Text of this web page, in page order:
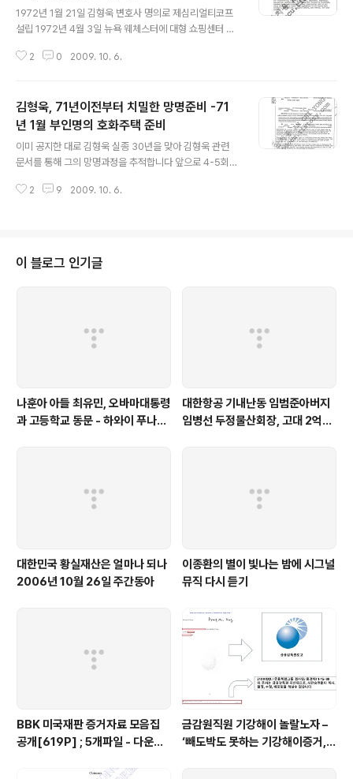
1972년 1월 21일 김형욱 변호사 명의로 제심리얼티코프
설립 1972년 4월 3일 뉴욕 웨체스터에 대형 쇼핑센터 매
나 김형욱은 1971년 1월 4일 부인명의로 자신이 살 집을
이때도 미국망명계획을 착실하게 추진한 것으로 드러났습
니다 1972년 1월21일 뉴욕주 국무부에 김형욱의 행적을
가늠케 하는 한 법인의 설립신청서가 제출됐습니다. 법인
의 이름은 제심리얼티코프. [JESIM REALTY CORP] 제
심은 부부나 동기간에 힘을 합쳐 일을 열심히 한다 이런 뜻
이라고 합니다 우리말로 풀자면 제심부동산회사인 이 법인
2 0 2009. 10. 6.
김형욱, 71년이전부터 치밀한 망명준비 -71
년 1월 부인명의 호화주택 준비
이미 공지한 대로 김형욱 실종 30년을 맞아 김형욱 관련
문서를 통해 그의 망명과정을 추적합니다 앞으로 4-5회에
고 유언장, 유언장의 증인, 김형욱일가의 기구한 사연등 다
============================= 김형욱 7
1년 이전부터 부동산구입 망명준비 -1971년 1월 부인명의
2 9 2009. 10. 6.
이 블로그 인기글
나훈아 아들 최유민, 오바마대통령
과 고등학교 동문 - 하와이 푸나호
대한항공 기내난동 임범준아버지
임병선 두정물산회장, 고대 2억기
대한민국 황실재산은 얼마나 되나
2006년 10월 26일 주간동아
이종환의 별이 빛나는 밤에 시그널
뮤직 다시 듣기
BBK 미국재판 증거자료 모음집
공개[619P] ; 5개파일 - 다운로
금감원직원 기강해이 놀랄노자 –
‘빼도박도 못하는 기강해이증거,